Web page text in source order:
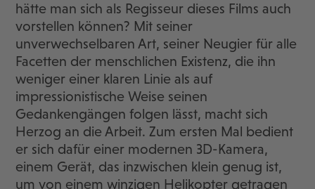
hätte man sich als Regisseur dieses Films auch
vorstellen können? Mit seiner
unverwechselbaren Art, seiner Neugier für alle
Facetten der menschlichen Existenz, die ihn
weniger einer klaren Linie als auf
impressionistische Weise seinen
Gedankengängen folgen lässt, macht sich
Herzog an die Arbeit. Zum ersten Mal bedient
er sich dafür einer modernen 3D-Kamera,
einem Gerät, das inzwischen klein genug ist,
um von einem winzigen Helikopter getragen